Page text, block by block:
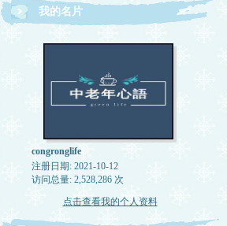
我的名片
congronglife
注册日期: 2021-10-12
访问总量: 2,528,286 次
点击查看我的个人资料